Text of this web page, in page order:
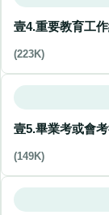
壹4.重要教育工
(223K)
壹5.畢業考或會
(149K)